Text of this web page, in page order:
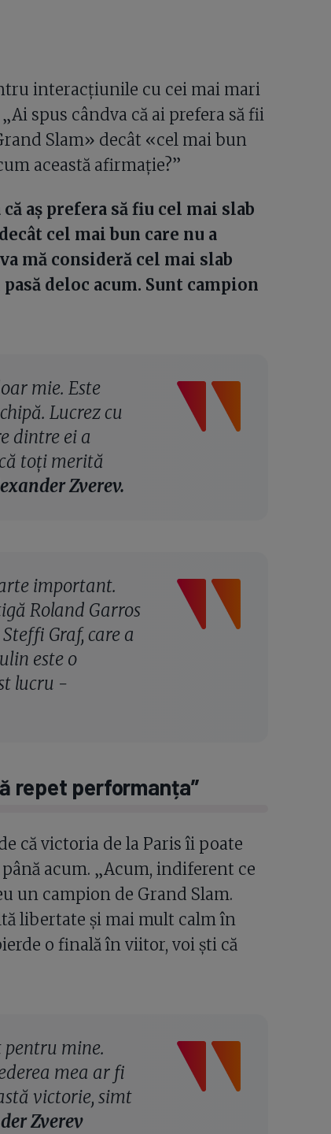
interacțiunile cu cei mai mari
spus cândva că ai prefera să fii
Slam» decât «cel mai bun
această afirmație?”
aș prefera să fiu cel mai slab
cel mai bun care nu a
mă consideră cel mai slab
deloc acum. Sunt campion
mie. Este
Lucrez cu
dintre ei a
toți merită
Zverev.
important.
Roland Garros
Graf, care a
este o
lucru -
repet performanța”
că victoria de la Paris îi poate
acum. „Acum, indiferent ce
un campion de Grand Slam.
libertate și mai mult calm în
o finală în viitor, voi ști că
pentru mine.
mea ar fi
victorie, simt
Zverev